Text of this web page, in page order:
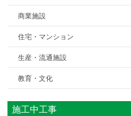
商業施設
住宅・マンション
生産・流通施設
教育・文化
施工中工事